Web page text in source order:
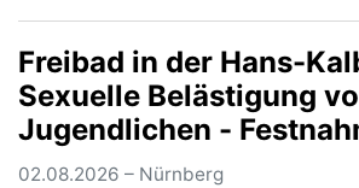
Freibad in der Hans-
Sexuelle Belästigung
Jugendlichen -
02.08.2026 – Nürnberg